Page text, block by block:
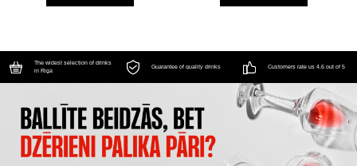
The widest selection of drinks
in Riga
Guarantee of quality drinks Customers rate us 4.6 out of 5